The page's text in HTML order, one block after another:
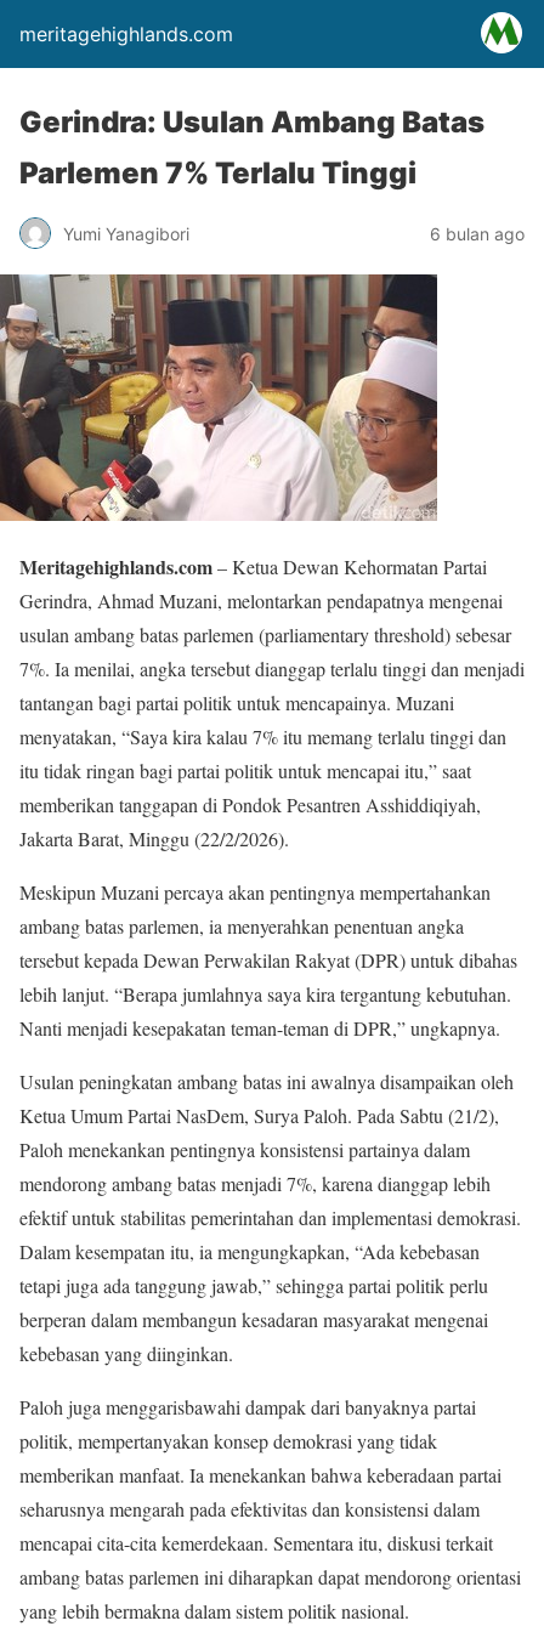
meritagehighlands.com
Gerindra: Usulan Ambang Batas
Parlemen 7% Terlalu Tinggi
Yumi Yanagibori 6 bulan ago
Meritagehighlands.com– Ketua Dewan Kehormatan Partai
Gerindra, Ahmad Muzani, melontarkan pendapatnya mengenai
usulan ambang batas parlemen (parliamentary threshold) sebesar
7%. Ia menilai, angka tersebut dianggap terlalu tinggi dan menjadi
tantangan bagi partai politik untuk mencapainya. Muzani
menyatakan, “Saya kira kalau 7% itu memang terlalu tinggi dan
itu tidak ringan bagi partai politik untuk mencapai itu,” saat
memberikan tanggapan di Pondok Pesantren Asshiddiqiyah,
Jakarta Barat, Minggu (22/2/2026).
Meskipun Muzani percaya akan pentingnya mempertahankan
ambang batas parlemen, ia menyerahkan penentuan angka
tersebut kepada Dewan Perwakilan Rakyat (DPR) untuk dibahas
lebih lanjut. “Berapa jumlahnya saya kira tergantung kebutuhan.
Nanti menjadi kesepakatan teman-teman di DPR,” ungkapnya.
Usulan peningkatan ambang batas ini awalnya disampaikan oleh
Ketua Umum Partai NasDem, Surya Paloh. Pada Sabtu (21/2),
Paloh menekankan pentingnya konsistensi partainya dalam
mendorong ambang batas menjadi 7%, karena dianggap lebih
efektif untuk stabilitas pemerintahan dan implementasi demokrasi.
Dalam kesempatan itu, ia mengungkapkan, “Ada kebebasan
tetapi juga ada tanggung jawab,” sehingga partai politik perlu
berperan dalam membangun kesadaran masyarakat mengenai
kebebasan yang diinginkan.
Paloh juga menggarisbawahi dampak dari banyaknya partai
politik, mempertanyakan konsep demokrasi yang tidak
memberikan manfaat. Ia menekankan bahwa keberadaan partai
seharusnya mengarah pada efektivitas dan konsistensi dalam
mencapai cita-cita kemerdekaan. Sementara itu, diskusi terkait
ambang batas parlemen ini diharapkan dapat mendorong orientasi
yang lebih bermakna dalam sistem politik nasional.